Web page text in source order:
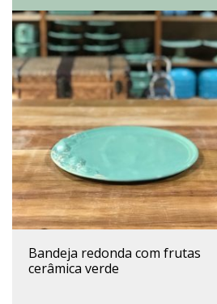
bandeja redonda com frutas
cerâmica verde